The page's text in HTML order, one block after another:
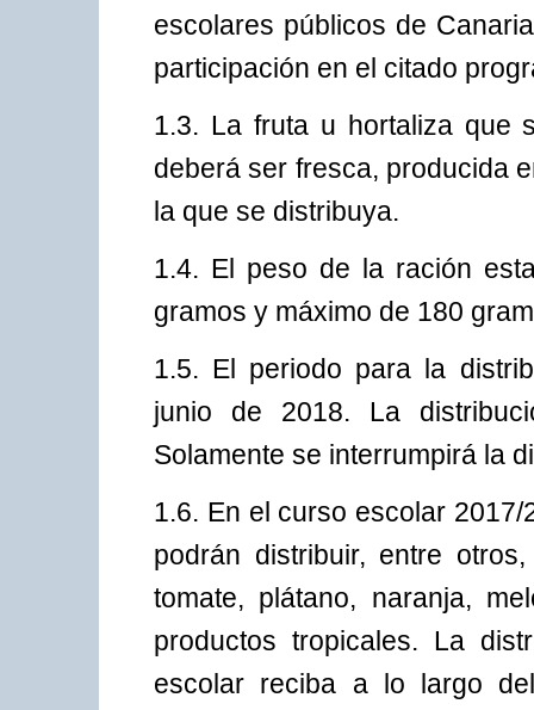
escolares públicos de
participación en el citado
1.3. La fruta u hortaliza que
deberá ser fresca, producida
la que se distribuya.
1.4. El peso de la ración
gramos y máximo de 180
1.5. El periodo para la
junio de 2018. La
Solamente se interrumpirá la
1.6. En el curso escolar
podrán distribuir, entre
tomate, plátano, naranja,
productos tropicales. La
escolar reciba a lo largo